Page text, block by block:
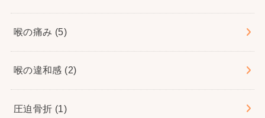
喉の痛み (5)
喉の違和感 (2)
圧迫骨折 (1)